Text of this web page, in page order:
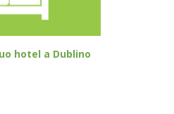
hotel a Dublino